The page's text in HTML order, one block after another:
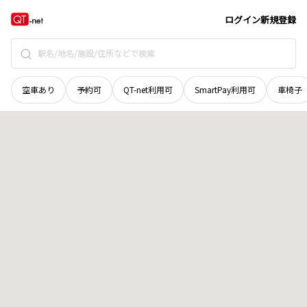
ログイン新規登録
空車あり 予約可 QT-net利用可 SmartPay利用可 車椅子
香川県